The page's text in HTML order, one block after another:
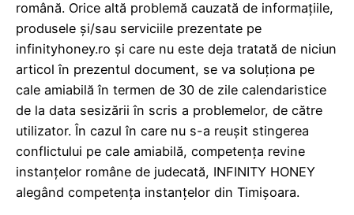
română. Orice altă problemă cauzată de informațiile,
produsele și/sau serviciile prezentate pe
infinityhoney.ro și care nu este deja tratată de niciun
articol în prezentul document, se va soluționa pe
cale amiabilă în termen de 30 de zile calendaristice
de la data sesizării în scris a problemelor, de către
utilizator. În cazul în care nu s-a reușit stingerea
conflictului pe cale amiabilă, competența revine
instanțelor române de judecată, INFINITY HONEY
alegând competența instanțelor din Timișoara.